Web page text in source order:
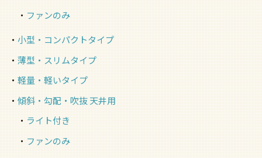
ファンのみ
小型・コンパクトタイプ
薄型・スリムタイプ
軽量・軽いタイプ
傾斜・勾配・吹抜 天井用
ライト付き
ファンのみ